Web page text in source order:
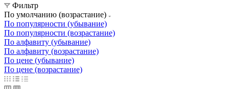
Фильтр
По умолчанию (возрастание)
По популярности (убывание)
По популярности (возрастание)
По алфавиту (убывание)
По алфавиту (возрастание)
По цене (убывание)
По цене (возрастание)